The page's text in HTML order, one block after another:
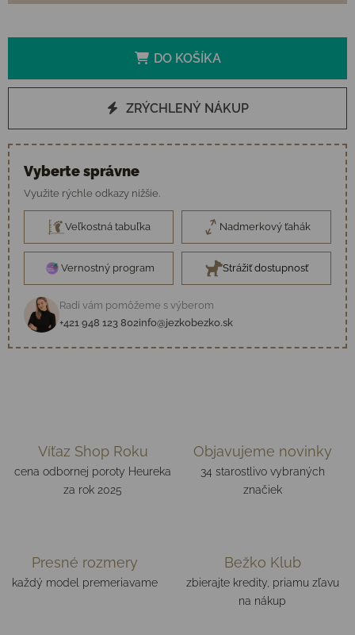
DO KOŠÍKA
ZRÝCHLENÝ NÁKUP
Vyberte správne
Využite rýchle odkazy nižšie.
Veľkostná tabuľka Nadmerkový ťahák
Vernostný program Strážiť dostupnosť
Radi vám pomôžeme s výberom
+421 948 123 802info@jezkobezko.sk
Víťaz Shop Roku
cena odbornej poroty Heureka
za rok 2025
Objavujeme novinky
34 starostlivo vybraných
značiek
Presné rozmery
každý model premeriavame
Bežko Klub
zbierajte kredity, priamu zľavu
na nákup